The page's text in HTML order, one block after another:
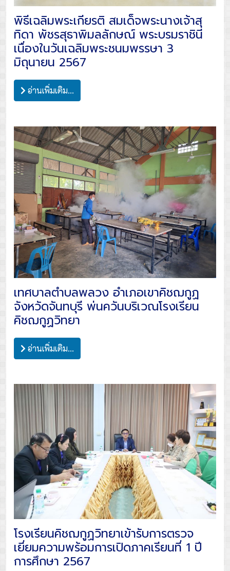
พิธีเฉลิมพระเกียรติ สมเด็จพระนางเจ้าสุ
ทิดา พัชรสุธาพิมลลักษณ์ พระบรมราชินี
เนื่องในวันเฉลิมพระชนมพรรษา 3
มิถุนายน 2567
อ่านเพิ่มเติม...
เทศบาลตำบลพลวง อำเภอเขาคิชฌกูฏ
จังหวัดจันทบุรี พ่นควันบริเวณโรงเรียน
คิชฌกูฏวิทยา
อ่านเพิ่มเติม...
โรงเรียนคิชฌกูฏวิทยาเข้ารับการตรวจ
เยี่ยมความพร้อมการเปิดภาคเรียนที่ 1 ปี
การศึกษา 2567